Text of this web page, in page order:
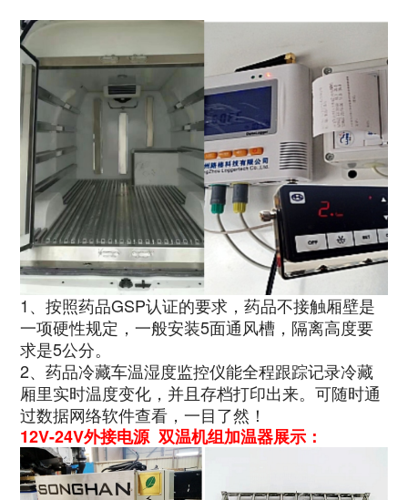
1、按照药品GSP认证的要求，药品不接触厢壁是
一项硬性规定，一般安装5面通风槽，隔离高度要
求是5公分。
2、药品冷藏车温湿度监控仪能全程跟踪记录冷藏
厢里实时温度变化，并且存档打印出来。可随时通
过数据网络软件查看，一目了然！
12V-24V外接电源 双温机组加温器展示：